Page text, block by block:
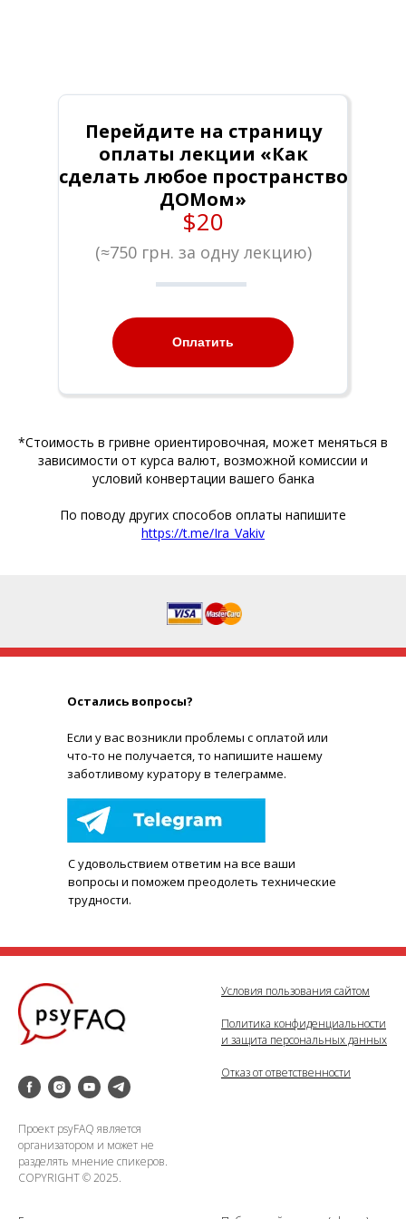
Перейдите на страницу
оплаты лекции «Как
сделать любое пространство
ДОМом»
$20
(≈750 грн. за одну лекцию)
Оплатить
*Стоимость в гривне ориентировочная, может меняться в
зависимости от курса валют, возможной комиссии и
условий конвертации вашего банка
По поводу других способов оплаты напишите
https://t.me/Ira_Vakiv
Остались вопросы?
Если у вас возникли проблемы с оплатой или
что-то не получается, то напишите нашему
заботливому куратору в телеграмме.
С удовольствием ответим на все ваши
вопросы и поможем преодолеть технические
трудности.
Проект psyFAQ является
организатором и может не
разделять мнение спикеров.
COPYRIGHT © 2025.
Условия пользования сайтом
Политика конфиденциальности
и защита персональных данных
Отказ от ответственности